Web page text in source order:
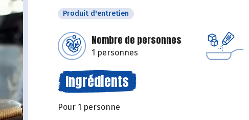
Produit d'entretien
Nombre de personnes
1 personnes
Ingrédients
Pour 1 personne